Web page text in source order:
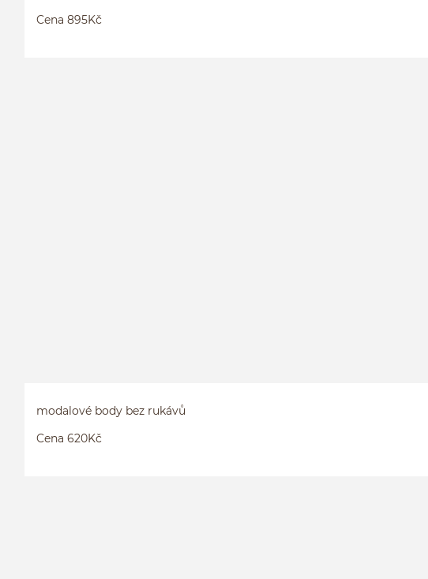
Cena 895Kč
modalové body bez rukávů
Cena 620Kč